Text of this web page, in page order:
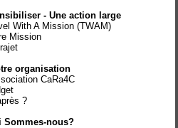
- Une action large
With A Mission (TWAM)
Mission
organisation
CaRa4C
?
Sommes-nous?